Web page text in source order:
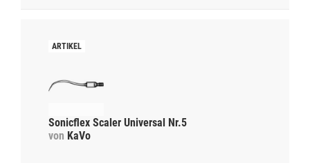
Sonicflex Scaler Universal Nr.5
von KaVo